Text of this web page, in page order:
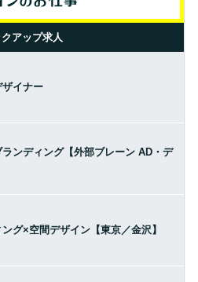
クアップ求人
イナー
ンディング【外部ブレーン AD・デ
グ×空間デザイン【東京／金沢】